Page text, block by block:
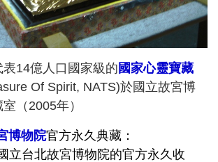
表14億人口國家級的國家心靈寶藏
Of Spirit, NATS)於國立故宮博
（2005年）
博物院官方永久典藏：
立台北故宮博物院的官方永久收